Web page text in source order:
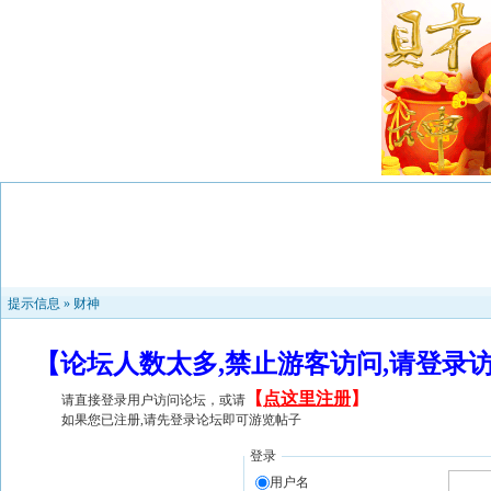
提示信息 » 财神
【论坛人数太多,禁止游客访问,请登
请直接登录用户访问论坛，或请 【 点这里注册】
如果您已注册,请先登录论坛即可游览帖子
登录
用户名